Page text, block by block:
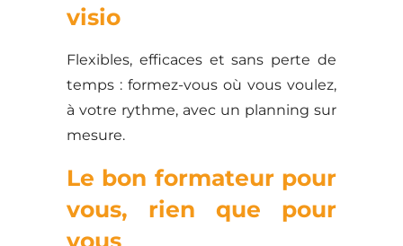
visio
Flexibles, efficaces et sans perte de
temps : formez-vous où vous voulez,
à votre rythme, avec un planning sur
mesure.
Le bon formateur pour
vous, rien que pour
vous